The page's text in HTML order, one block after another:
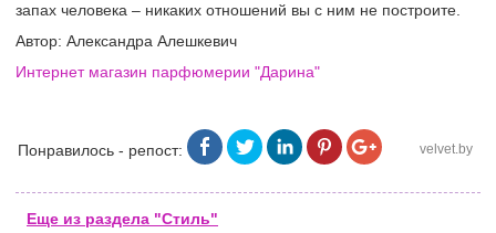
запах человека – никаких отношений вы с ним не построите.
Автор: Александра Алешкевич
Интернет магазин парфюмерии "Дарина"
Понравилось - репост: velvet.by
Еще из раздела "Стиль"